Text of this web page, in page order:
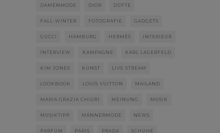
DAMENMODE DIOR DÜFTE
FALL-WINTER FOTOGRAFIE GADGETS
GUCCI HAMBURG HERMÈS INTERIEUR
INTERVIEW KAMPAGNE KARL LAGERFELD
KIM JONES KUNST LIVE STREAM
LOOKBOOK LOUIS VUITTON MAILAND
MARIA GRAZIA CHIURI MEINUNG MUSIK
MUSIKTIPP MÄNNERMODE NEWS
PARFUM PARIS PRADA SCHUHE